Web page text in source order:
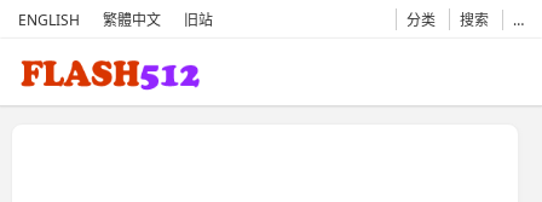
ENGLISH 繁體中文 旧站 分类 搜索 …